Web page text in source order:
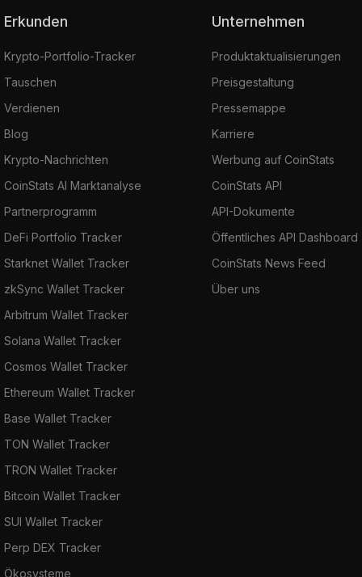
Erkunden
Krypto-Portfolio-Tracker
Tauschen
Verdienen
Blog
Krypto-Nachrichten
CoinStats AI Marktanalyse
Partnerprogramm
DeFi Portfolio Tracker
Starknet Wallet Tracker
zkSync Wallet Tracker
Arbitrum Wallet Tracker
Solana Wallet Tracker
Cosmos Wallet Tracker
Ethereum Wallet Tracker
Base Wallet Tracker
TON Wallet Tracker
TRON Wallet Tracker
Bitcoin Wallet Tracker
SUI Wallet Tracker
Perp DEX Tracker
Ökosysteme
Unternehmen
Produktaktualisierungen
Preisgestaltung
Pressemappe
Karriere
Werbung auf CoinStats
CoinStats API
API-Dokumente
Öffentliches API Dashboard
CoinStats News Feed
Über uns